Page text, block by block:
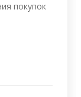
покупок